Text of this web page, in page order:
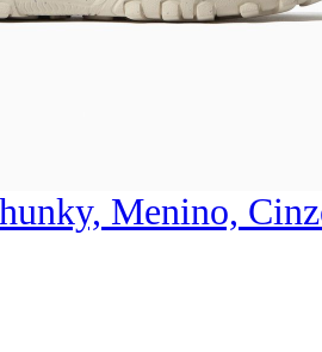
Menino,